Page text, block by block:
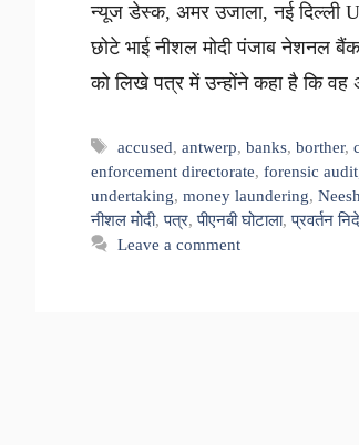
न्यूज डेस्क, अमर उजाला, नई दिल्ली
छोटे भाई नीशल मोदी पंजाब नेशनल
को लिखे पत्र में उन्होंने कहा है कि
Tags
accused,antwerp,banks,borther,
enforcement directorate, forensic audit
undertaking, money laundering,
नीशल मोदी,पत्र,पीएनबी घोटाला,प्रवर्तन
Leave a comment